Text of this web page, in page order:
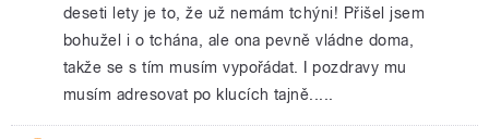
deseti lety je to, že už nemám tchýni! Přišel jsem
bohužel i o tchána, ale ona pevně vládne doma,
takže se s tím musím vypořádat. I pozdravy mu
musím adresovat po klucích tajně.....